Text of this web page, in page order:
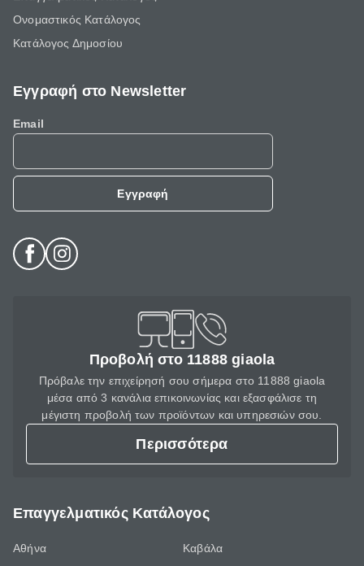
Ονομαστικός Κατάλογος
Κατάλογος Δημοσίου
Εγγραφή στο Newsletter
Email
Εγγραφή
Προβολή στο 11888 giaola
Πρόβαλε την επιχείρησή σου σήμερα στο 11888 giaola
μέσα από 3 κανάλια επικοινωνίας και εξασφάλισε τη
μέγιστη προβολή των προϊόντων και υπηρεσιών σου.
Περισσότερα
Επαγγελματικός Κατάλογος
Αθήνα
Καβάλα